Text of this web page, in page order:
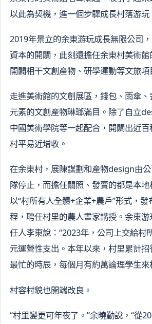
以此為契機，進一個步驟成長村落游玩
2019年景立的余東游玩成長無限公司
資本的開闢，此刻還擔任余東村美術
開闢相干文創產物、研學運動等文旅項
走進美術館的文創展區，錢包、雨傘
元素的文創產物琳瑯滿目。除了自立
中國美術學院等一起配合，開闢出近
村平易近增收。
在余東村，展陳謀劃和產物design由
隊停止，而擔任關照、發賣的都是本
以“村所有人全體+企業+農戶”形式，
程，聘任村里的農人畫家講授。余東
任人李東說：“2023年，公司上交給村
元運營性支出。本年以來，村里累計招
最忙的時辰，每個月有約萬論理學生來
村容村貌也開端改良。
“村里變更可年夜了。”余曉勤說，“從